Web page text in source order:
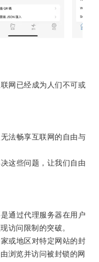
网已经成为人们不可或
法畅享互联网的自由与
这些问题，让我们自由
通过代理服务器在用户
访问限制的突破。
或地区对特定网站的封
浏览并访问被封锁的网